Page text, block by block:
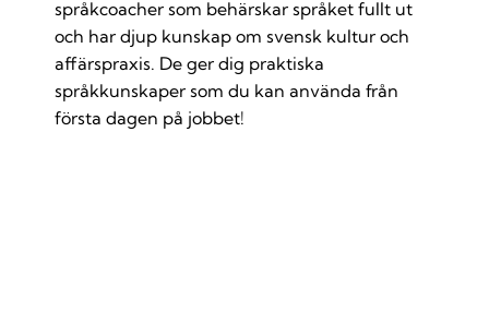
språkcoacher som behärskar språket fullt ut
och har djup kunskap om svensk kultur och
affärspraxis. De ger dig praktiska
språkkunskaper som du kan använda från
första dagen på jobbet!